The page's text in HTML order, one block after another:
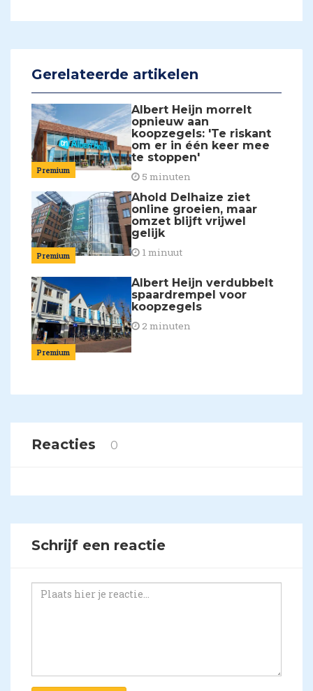
Gerelateerde artikelen
Premium
Albert Heijn morrelt
opnieuw aan
koopzegels: 'Te riskant
om er in één keer mee
te stoppen'
5 minuten
Premium
Ahold Delhaize ziet
online groeien, maar
omzet blijft vrijwel
gelijk
1 minuut
Premium
Albert Heijn verdubbelt
spaardrempel voor
koopzegels
2 minuten
Reacties 0
Schrijf een reactie